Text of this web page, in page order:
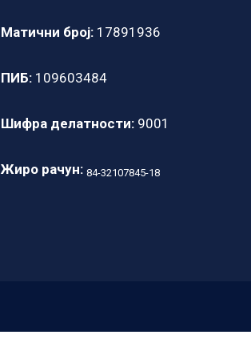
Матични број: 17891936
ПИБ: 109603484
Шифра делатности: 9001
Жиро рачун: 84-32107845-18